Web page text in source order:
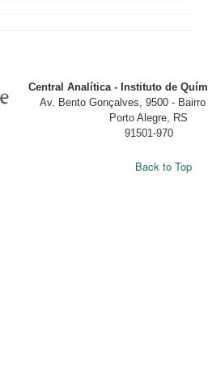
Central Analítica - Instituto de
Av. Bento Gonçalves, 9500 - Bairro
Porto Alegre, RS
91501-970
Back to Top